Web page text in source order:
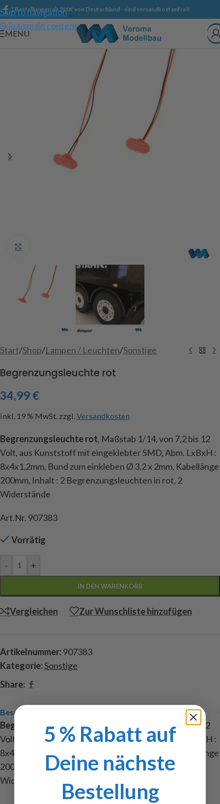
Skip to navigation
Skip to main content
| Bestellungen ab 200€ von Deutschland - sind versandkostenfrei!
MENU
Start/Shop/Lampen / Leuchten/Sonstige
Begrenzungsleuchte rot
34,99 €
inkl. 19 % MwSt. zzgl.Versandkosten
Begrenzungsleuchte rot, Maßstab 1/14, von 7,2 bis 12
Volt, aus Kunststoff mit eingeklebter SMD, Abm. LxBxH :
8x4x1,2mm, Bund zum einkleben Ø 3,2 x 2mm, Kabellänge
200mm, Inhalt : 2 Begrenzungsleuchten in rot, 2
Widerstände
Art.Nr. 907383
Vorrätig
- +
IN DEN WARENKORB
Vergleichen Zur Wunschliste hinzufügen
Artikelnummer: 907383
Kategorie:Sonstige
Share:
Beschreibung
Begrenzungsleuchte rot
, Maßstab 1/14, von 7,2 bis 12
Volt, aus Kunststoff mit eingeklebter SMD, Abm. LxBxH :
8x4x1,2mm, Bund zum einkleben Ø 3,2 x 2mm, Kabellänge
200mm, Inhalt : 2 Begrenzungsleuchten in rot, 2
Widerstände
5 % Rabatt auf
Deine nächste
Bestellung